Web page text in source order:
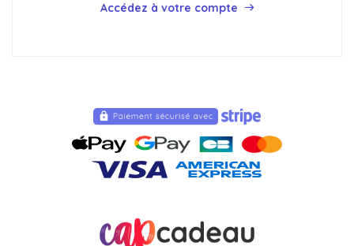
Accédez à votre compte